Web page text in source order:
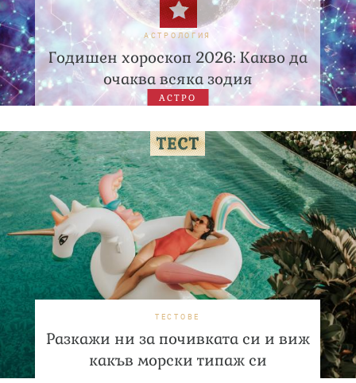
АСТРОЛОГИЯ
Годишен хороскоп 2026: Какво да
очаква всяка зодия
АСТРО
ТЕСТОВЕ
Разкажи ни за почивката си и виж
какъв морски типаж си